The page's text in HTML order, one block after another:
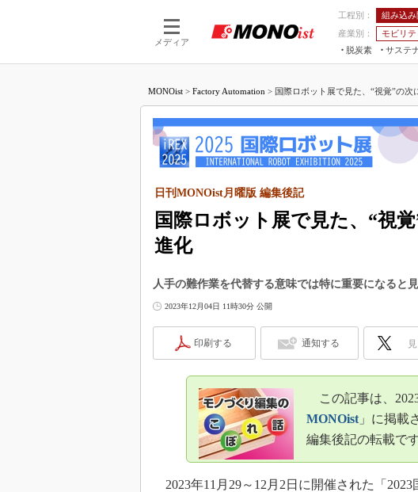
メディア
工程別： 組み込
産業別：
モビリテ
脱炭素
サステ
つながる工場
つながるサービス
AI×設備保全
Physical AI
MONOist > Factory Automation > 国際ロボット展で見た、“視覚”の次
国際ロボット展で見た、“視
進化
日刊MONOist月曜版 編集後記
人手の難作業を代替する意味では特に重要になると見
2023年12月04日 11時30分 公開
印刷する 通知する
この記事は、
MONOist」に掲載
編集後記の転載です
2023年11月29～12月2日に開催された「